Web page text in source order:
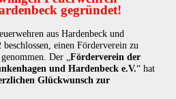
gegründet!
aus Hardenbeck und
einen Förderverein zu
Der „Förderverein der
und Hardenbeck e.V.“ hat
Glückwunsch zur